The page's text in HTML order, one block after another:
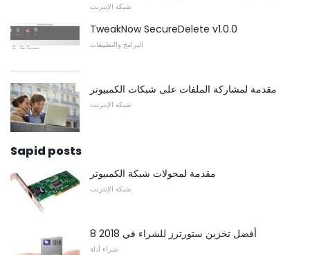
شبكة الإنترنت
TweakNow SecureDelete v1.0.0
البرامج والتطبيقات
مقدمة لمشاركة الملفات على شبكات الكمبيوتر
شبكة الإنترنت
Sapid posts
مقدمة لمحولات شبكة الكمبيوتر
شبكة الإنترنت
8 أفضل تخزين ستورترز للشراء في 2018
شراء أدلة